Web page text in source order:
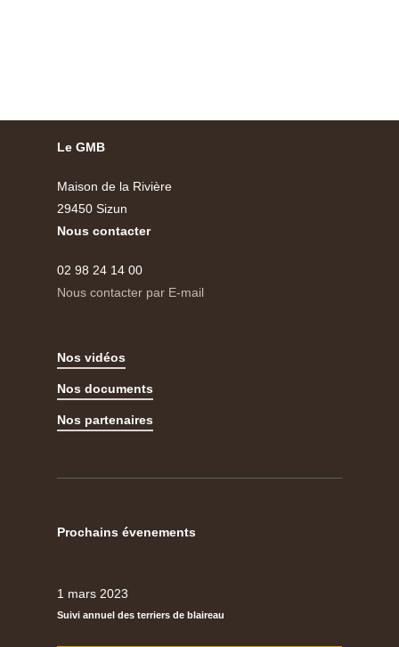
Le GMB
Maison de la Rivière
29450 Sizun
Nous contacter
02 98 24 14 00
Nous contacter par E-mail
Nos vidéos
Nos documents
Nos partenaires
Prochains évenements
1 mars 2023
Suivi annuel des terriers de blaireau